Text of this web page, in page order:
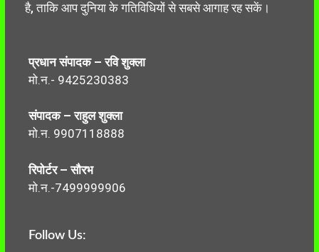
है, ताकि आप दुनिया के गतिविधियों से सबसे आगाह रह सकें।
प्रधान संपादक – रवि शुक्ला
मो.न.- 9425230383
संपादक – राहुल शुक्ला
मो.न. 9907118888
रिपोर्टर – सौरभ
मो.न.-7499999906
Follow Us: